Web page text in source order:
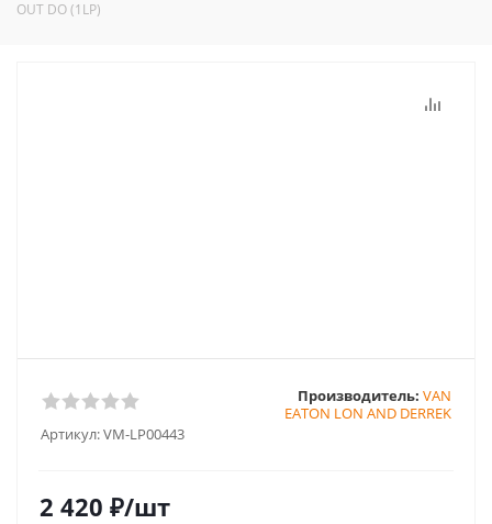
OUT DO (1LP)
Артикул:VM-LP00443
Производитель: VAN
EATON LON AND DERREK
2 420 ₽/шт